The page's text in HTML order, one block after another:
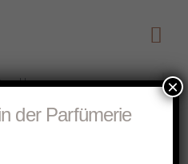
A, PARFÜM-MARKE
der Parfümerie
×